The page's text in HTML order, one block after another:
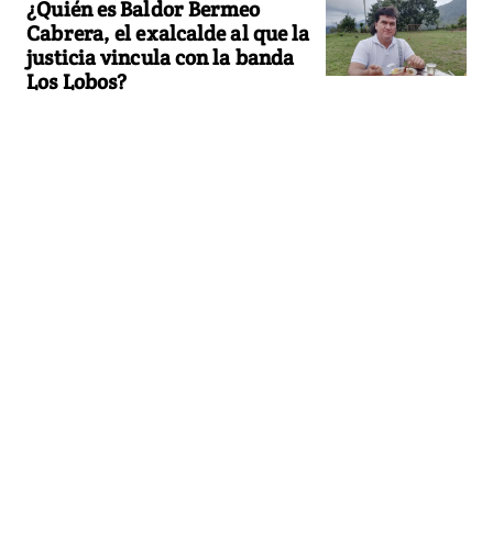
¿Quién es Baldor Bermeo
Cabrera, el exalcalde al que la
justicia vincula con la banda
Los Lobos?